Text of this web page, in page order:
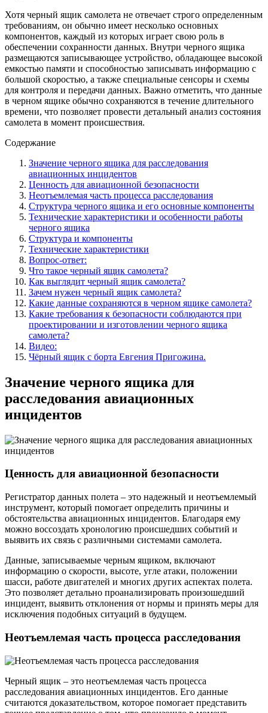
Хотя черный ящик самолета не отвечает строго определенным
требованиям, он обычно имеет несколько основных
компонентов, каждый из которых играет свою роль в
обеспечении сохранности данных. Внутри черного ящика
размещаются записывающее устройство, обладающее высокой
емкостью памяти и способностью записывать информацию с
большой скоростью, а также специальные сенсоры и схемы
для контроля и передачи данных. Важно отметить, что данные
в черном ящике обычно сохраняются в течение длительного
времени, что позволяет провести детальный анализ состояния
самолета в момент происшествия.
Содержание
Значение черного ящика для расследования
авиационных инцидентов
Ценность для авиационной безопасности
Неотъемлемая часть процесса расследования
Структура черного ящика и его основные компоненты
Технические характеристики и особенности работы
черного ящика
Структура и компоненты
Технические характеристики
Вопрос-ответ:
Что такое черный ящик самолета?
Как выглядит черный ящик самолета?
Зачем нужен черный ящик самолета?
Какие данные сохраняются в черном ящике самолета?
Какие требования к безопасности соблюдаются при
проектировании и изготовлении черного ящика
самолета?
Видео:
Чёрный ящик с борта Евгения Пригожина.
Значение черного ящика для
расследования авиационных
инцидентов
Ценность для авиационной безопасности
Регистратор данных полета – это надежный и неотъемлемый
инструмент, который помогает определить причины и
обстоятельства авиационных инцидентов. Благодаря ему
можно воссоздать хронологию происшедших событий и
выявить их связь с различными системами самолета.
Данные, записываемые черным ящиком, включают
информацию о скорости, высоте, угле атаки, положении
шасси, работе двигателей и многих других аспектах полета.
Это позволяет детально проанализировать произошедший
инцидент, выявить отклонения от нормы и принять меры для
исключения подобных ситуаций в будущем.
Неотъемлемая часть процесса расследования
Черный ящик – это неотъемлемая часть процесса
расследования авиационных инцидентов. Его данные
считаются доказательством, которое помогает представить